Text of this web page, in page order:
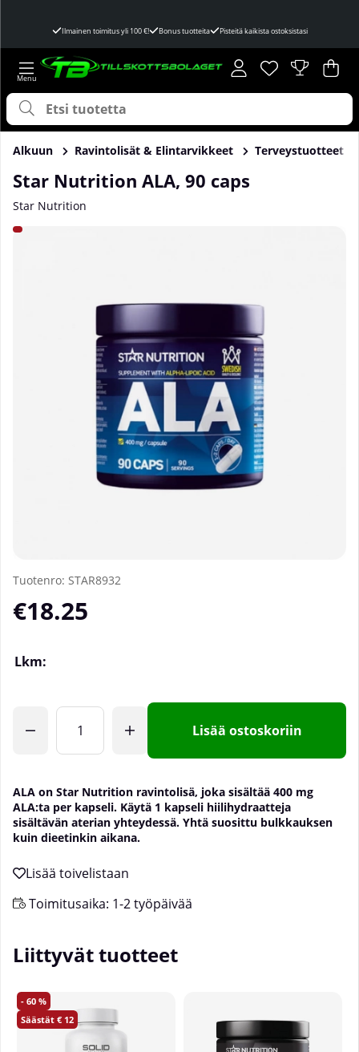
Ilmainen toimitus yli 100 €! Bonus tuotteita Pisteitä kaikista ostoksistasi
Toivelista
Lukumäärä
. .
Alkuun Ravintolisät & Elintarvikkeet Terveystuotteet
Star Nutrition ALA, 90 caps
Star Nutrition
Tuotekuvat Star Nutrition ALA, 90 caps
Tuotenro: STAR8932
€18.25
Lkm:
Lisää ostoskoriin
ALA on Star Nutrition ravintolisä, joka sisältää 400 mg
ALA:ta per kapseli. Käytä 1 kapseli hiilihydraatteja
sisältävän aterian yhteydessä. Yhtä suosittu bulkkauksen
kuin dieetinkin aikana.
Toimitusaika: 1-2 työpäivää
Liittyvät tuotteet
60
12